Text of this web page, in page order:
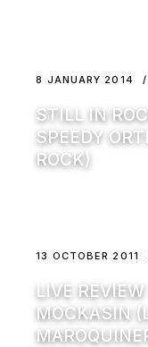
8 JANUARY 2014
STILL IN
SPEEDY
ROCK)
13 OCTOBER 2011
LIVE
MOCKASIN